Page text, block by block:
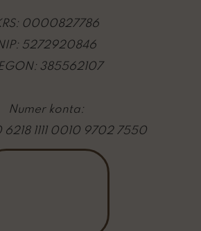
0000827786
5272920846
385562107
Numer konta:
6218 1111 0010 9702 7550